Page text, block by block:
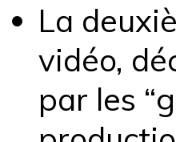
La
vidéo,
par les